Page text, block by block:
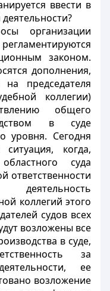
ввести в
организации
законом.
дополнения,
председателя
коллегии)
общего
в суде
уровня. Сегодня
ситуация, когда,
суда
ответственности
коллегий этого
судов всех
возложены все
в суде,
за
ее
возложение